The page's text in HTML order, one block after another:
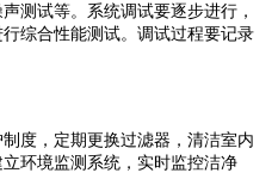
测试等。系统调试要逐步进行，
综合性能测试。调试过程要记录
度，定期更换过滤器，清洁室内
环境监测系统，实时监控洁净